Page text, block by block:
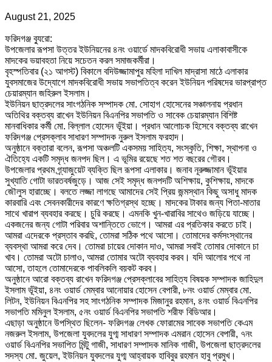
August 21, 2025
ফরিদগঞ্জ ব্যুরো:
উপজেলার রূপসা উত্তর ইউনিয়নের ৪নং ওয়ার্ডে মাদকবিরোধী সভায় এলাকাবাসীকে
মাদকের ভয়াবহতা নিয়ে সচেতন করল সমাজকর্মীরা।
বৃহস্পতিবার (২১ আগস্ট) বিকালে বদিউজ্জামাপুর মহিলা দাখিল মাদ্রাসা মাঠে এলাকার
যুবসমাজের উদ্যোগে মাদকবিরোধী সভায় সভাপতিত্ব করেন ইউনিয়ন পরিষদের ভারপ্রাপ্ত
চেয়ারম্যান জহিরুল ইসলাম।
ইউনিয়ন ছাত্রদলের সাংগঠনিক সম্পাদক মো. সোহাগ হোসেনের সঞ্চালনায় প্রধান
অতিথির বক্তব্য রাখেন ইউনিয়ন বিএনপির সভাপতি ও সাবেক চেয়ারম্যান বিশিষ্ট
মানবাধিকার কর্মী মো. বিল্লাল হোসেন ভূঁইয়া। প্রধান আলোচক হিসেবে বক্তব্য রাখেন
ফরিদগঞ্জ প্রেসক্লাব সাধারণ সম্পাদক নুরুল ইসলাম ফরহাদ।
অনুষ্ঠানে বক্তারা বলেন, রূপসা অঞ্চলটি একসময় সাহিত্য, সংস্কৃতি, শিক্ষা, স্থাপনা ও
ঐতিহ্যে একটি সমৃদ্ধ জনপদ ছিল। এ ভূমির রয়েছে শত শত বছরের গৌরব।
উপজেলার প্রথম গ্র্যাজুয়েট ব্যক্তি ছিল রূপসা এলাকার। জনাব নূরুজ্জামান ভূঁইয়ার
সুখ্যাতি গোটা ভারতবর্ষজুড়ে। আজ সেই সমৃদ্ধ জনপদটি অশিক্ষায়, কুশিক্ষায়, মাদকে
জৌলুস হারাচ্ছে। বলতে লজ্জা লাগছে আমাদের সেই প্রিয় জন্মস্থান কিছু অসাধু মাদক
কারবারি এবং সেবনকারীদের কারণে ক্ষতিগ্রস্থ হচ্ছে। মাদকের টাকার জন্য পিতা-মাতার
সাথে খারাপ ব্যবহার করছে। চুরি করছে। এমনকি খুন-খারাবির সাথেও জড়িয়ে যাচ্ছে।
একজনের জন্য গোটা পরিবার অশান্তিতে ভোগে। আমরা এর প্রতিকার করতে চাই।
আমরা এদেরকে প্রস্তাব করছি, তোমরা সঠিক পথে আসো। তোমাদের কর্মসংস্থানের
ব্যবস্থা আমরা করে দেব। তোমরা চায়ের দোকান দাও, আমরা সবাই তোমার দোকানে চা
খাব। তোমরা অটো চালাও, আমরা তোমার অটো ব্যবহার করব। যদি আলোর পথে না
আসো, তাহলে তোমাদেরকে পাবলিকলি বয়কট করব।
অনুষ্ঠানে আরো বক্তব্য রাখেন ফরিদগঞ্জ প্রেসক্লাবের সাহিত্য বিষয়ক সম্পাদক জাহিদুল
ইসলাম ভূঁইয়া, ৪নং ওয়ার্ড মেম্বার আনোয়ার হোসেন বেপারী, ৮নং ওয়ার্ড মেম্বার মো.
লিটন, ইউনিয়ন বিএনপির সহ সাংগঠনিক সম্পাদক মিজানুর রহমান, ৪নং ওয়ার্ড বিএনপির
সভাপতি মমিনুল ইসলাম, ৫নং ওয়ার্ড বিএনপির সভাপতি শরীফ বিডিআর।
এছাড়া অনুষ্ঠানে উপস্থিত ছিলেন- ফরিদগঞ্জ লেখক ফোরামের সাবেক সভাপতি কেএম
নজরুল ইসলাম, উপজেলা যুবদলের যুগ্ম সাধারণ সম্পাদক এমরান হোসেন বেপারী, ৭নং
ওয়ার্ড বিএনপির সভাপিত মিন্টু গাজী, সাধারণ সম্পাদক মানিক গাজী, উপজেলা ছাত্রদলের
সদস্য মো. জুয়েল, ইউনিয়ন যুবদলের যুগ্ম আহ্বায়ক হাবিবুর রহমান হাবু প্রমুখ।